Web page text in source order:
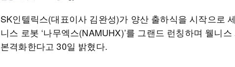
SK인텔릭스(대표이사 김완성)가 양산 출하식을 시작으로
니스 로봇 ‘나무엑스(NAMUHX)’를 그랜드 런칭하며 웰니
본격화한다고 30일 밝혔다.